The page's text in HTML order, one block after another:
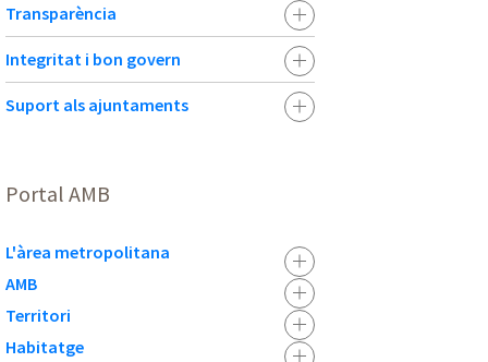
Transparència
Integritat i bon govern
Suport als ajuntaments
Portal AMB
L'àrea metropolitana
AMB
Territori
Habitatge